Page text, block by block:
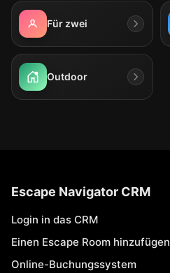
Für zwei
Outdoor
Escape Navigator CRM
Login in das CRM
Einen Escape Room hinzufügen
Online-Buchungssystem